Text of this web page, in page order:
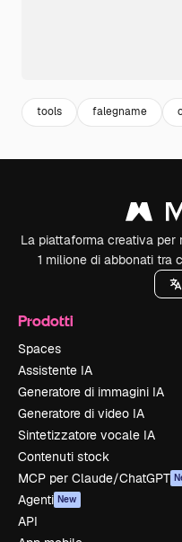
tools falegname
La piattaforma creativa per
1 milione di abbonati tra
Prodotti
Spaces
Assistente IA
Generatore di immagini IA
Generatore di video IA
Sintetizzatore vocale IA
Contenuti stock
MCP per Claude/ChatGPT
Agenti New
API